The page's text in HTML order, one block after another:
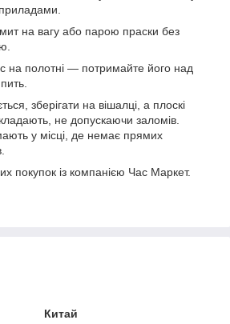
на вагу або парою праски без
на полотні — потримайте його над
зберігати на вішалці, а плоскі
не допускаючи заломів.
у місці, де немає прямих
покупок із компанією Час Маркет.
Китай